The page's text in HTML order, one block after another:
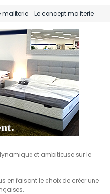
maliterie | Le concept maliterie
et ambitieuse sur le
en faisant le choix de créer une